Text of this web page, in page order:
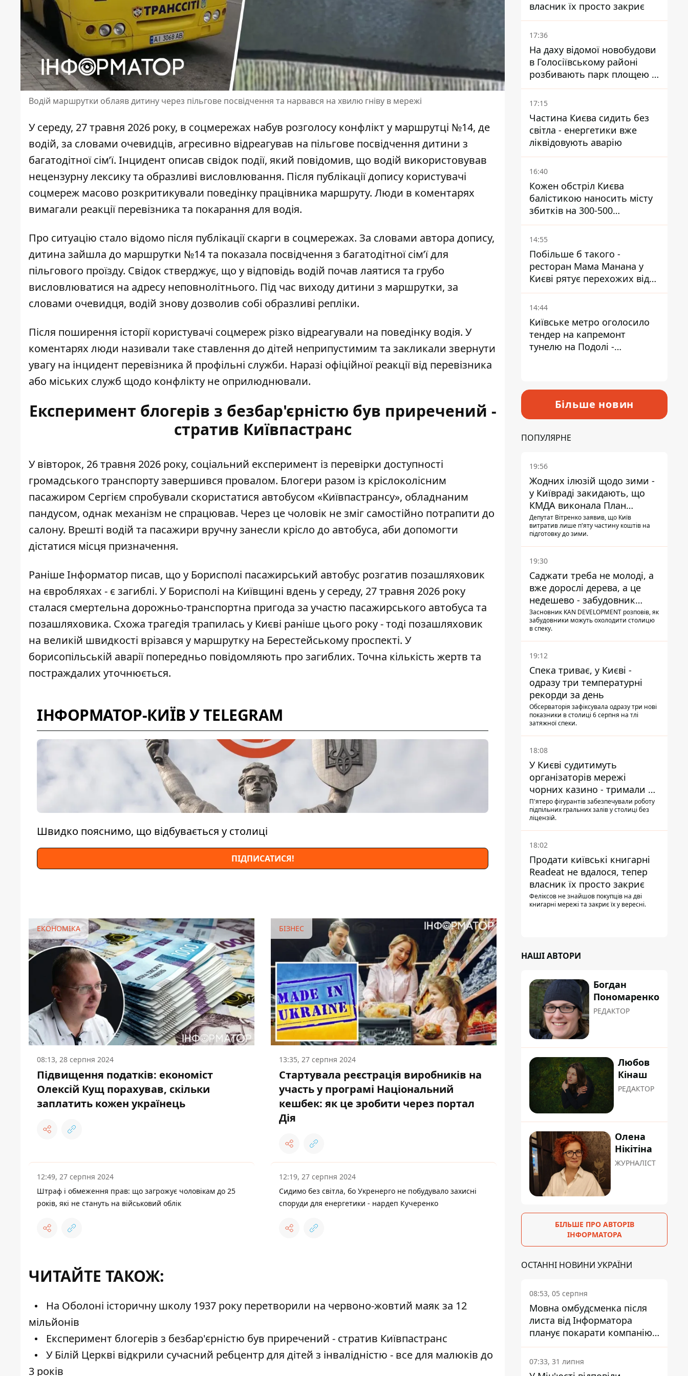
Водій маршрутки облаяв дитину через пільгове посвідчення та нарвався на хвилю гніву в мережі
У середу, 27 травня 2026 року, в соцмережах набув розголосу конфлікт у маршрутці №14, де
водій, за словами очевидців, агресивно відреагував на пільгове посвідчення дитини з
багатодітної сім’ї. Інцидент описав свідок події, який повідомив, що водій використовував
нецензурну лексикута образливі висловлювання. Після публікації допису користувачі
соцмереж масово розкритикували поведінку працівника маршруту. Люди в коментарях
вимагали реакції перевізника та покарання для водія.
Про ситуацію стало відомо після публікації скарги в соцмережах. За словами автора допису,
дитина зайшла до маршрутки №14та показала посвідчення з багатодітної сім’ї для
пільгового проїзду. Свідок стверджує, що у відповідь водій почав лаятися та грубо
висловлюватися на адресу неповнолітнього. Під час виходу дитини з маршрутки, за
словами очевидця, водій знову дозволив собі образливі репліки.
Після поширення історії користувачі соцмереж різко відреагували на поведінку водія. У
коментарях люди називали таке ставлення до дітей неприпустимим та закликали звернути
увагу на інцидент перевізника й профільні служби. Наразі офіційної реакції від перевізника
або міських служб щодо конфлікту не оприлюднювали.
Експеримент блогерів з безбар'єрністю був приречений -
стратив Київпастранс
У вівторок, 26 травня 2026 року, соціальний експеримент із перевірки доступності
громадського транспорту завершився провалом. Блогери разом із кріслоколісним
пасажиром Сергієм спробували скористатися автобусом «Київпастрансу», обладнаним
пандусом, однак механізм не спрацював. Через це чоловік не зміг самостійно потрапити до
салону. Врешті водій та пасажири вручну занесли крісло до автобуса, аби допомогти
дістатися місця призначення.
Раніше Інформатор писав, що у Борисполі пасажирський автобус розгатив позашляховик
на євробляхах - є загиблі. У Борисполі на Київщині вдень у середу, 27 травня 2026 року
сталася смертельна дорожньо-транспортна пригода за участю пасажирського автобуса та
позашляховика. Схожа трагедія трапилась у Києві раніше цього року - тоді позашляховик
на великій швидкості врізався у маршрутку на Берестейському проспекті. У
борисопільській аварії попередньо повідомляють про загиблих. Точна кількість жертв та
постраждалих уточнюється.
ІНФОРМАТОР-КИЇВ У TELEGRAM
Швидко пояснимо, що відбувається у столиці
ПІДПИСАТИСЯ!
ЕКОНОМІКА
08:13, 28 серпня 2024
Підвищення податків: економіст
Олексій Кущ порахував, скільки
заплатить кожен українець
БІЗНЕС
13:35, 27 серпня 2024
Стартувала реєстрація виробників на
участь у програмі Національний
кешбек: як це зробити через портал
Дія
12:49, 27 серпня 2024
Штраф і обмеження прав: що загрожує чоловікам до 25
років, які не стануть на військовий облік
12:19, 27 серпня 2024
Сидимо без світла, бо Укренерго не побудувало захисні
споруди для енергетики - нардеп Кучеренко
ЧИТАЙТЕ ТАКОЖ:
На Оболоні історичну школу 1937 року перетворили на червоно-жовтий маяк за 12
мільйонів
Експеримент блогерів з безбар'єрністю був приречений - стратив Київпастранс
У Білій Церкві відкрили сучасний ребцентр для дітей з інвалідністю - все для малюків до
3 років
власник їх просто закриє
17:36
На даху відомої новобудови
в Голосіївському районі
розбивають парк площею в
гектар
17:15
Частина Києва сидить без
світла - енергетики вже
ліквідовують аварію
16:40
Кожен обстріл Києва
балістикою наносить місту
збитків на 300-500
мільйонів - Петро
Пантелеєв
14:55
Побільше б такого -
ресторан Мама Манана у
Києві рятує перехожих від
спеки
14:44
Київське метро оголосило
тендер на капремонт
тунелю на Подолі -
Більше новин
ПОПУЛЯРНЕ
19:56
Жодних ілюзій щодо зими -
у Київраді закидають, що
КМДА виконала План
стійкості на 20%
Депутат Вітренко заявив, що Київ
витратив лише п'яту частину коштів на
підготовку до зими.
19:30
Саджати треба не молоді, а
вже дорослі дерева, а це
недешево - забудовник
Ніконов
Засновник KAN DEVELOPMENT розповів, як
забудовники можуть охолодити столицю
в спеку.
19:12
Спека триває, у Києві -
одразу три температурні
рекорди за день
Обсерваторія зафіксувала одразу три нові
показники в столиці 6 серпня на тлі
затяжної спеки.
18:08
У Києві судитимуть
організаторів мережі
чорних казино - тримали 39
закладів
П'ятеро фігурантів забезпечували роботу
підпільних гральних залів у столиці без
ліцензій.
18:02
Продати київські книгарні
Readeat не вдалося, тепер
власник їх просто закриє
Феліксов не знайшов покупців на дві
книгарні мережі та закриє їх у вересні.
НАШІ АВТОРИ
Богдан
Пономаренко
РЕДАКТОР
Любов
Кінаш
РЕДАКТОР
Олена
Нікітіна
ЖУРНАЛІСТ
БІЛЬШЕ ПРО АВТОРІВ
ІНФОРМАТОРА
ОСТАННІ НОВИНИ УКРАЇНИ
08:53, 05 серпня
Мовна омбудсменка після
листа від Інформатора
планує покарати компанію-
підрядника ПриватБанку
07:33, 31 липня